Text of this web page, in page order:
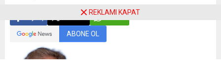
Tweetle Gönder
ABONE OL
REKLAMI KAPAT